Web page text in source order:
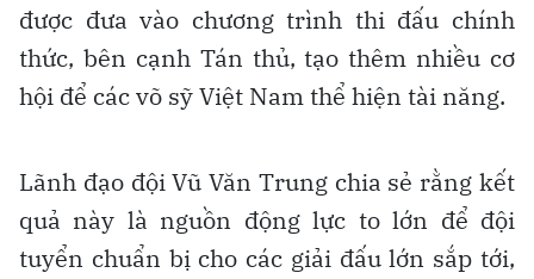
được đưa vào chương trình thi đấu chính
thức, bên cạnh Tán thủ, tạo thêm nhiều cơ
hội để các võ sỹ Việt Nam thể hiện tài năng.
Lãnh đạo đội Vũ Văn Trung chia sẻ rằng kết
quả này là nguồn động lực to lớn để đội
tuyển chuẩn bị cho các giải đấu lớn sắp tới,